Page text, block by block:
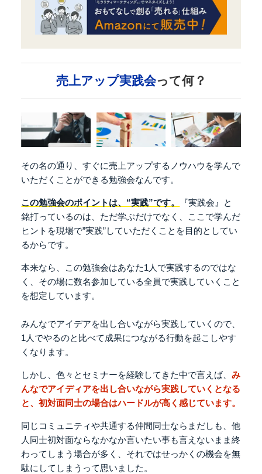
売上アップ実践会って何？
その名の通り、すぐに売上アップするノウハウを学んで
いただくことができる勉強会なんです。
この勉強会のポイントは、“実践”です。
『実践会』と
銘打っているのは、 ただ学ぶだけでなく、ここで学んだ
ヒントを現場で”実践”していただくことを目的としてい
るからです。
本来なら、この勉強会はあなた1人で実践するのではな
く、 その場に数名参加している全員で実践していくこと
を想定しています。
みんなでアイデアを出し合いながら実践していくので、
1人でやるのと比べて成果につながる行動を起こしやす
くなります。
しかし、色々とセミナーを経験してきた中で言えば、み
んなでアイディアを出し合いながら実践していくとなる
と、初対面同士の場合はハードルが高く感じています。
同じコミュニティや共通する仲間同士ならまだしも、他
人同士初対面ならなかなか言いたい事も言えないまま終
わってしまう場合が多く、 それではせっかくの機会を無
駄にしてしまうって思いました。